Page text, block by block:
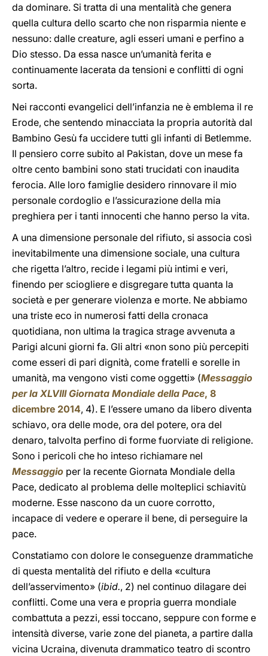
da dominare. Si tratta di una mentalità che genera
quella cultura dello scarto che non risparmia niente e
nessuno: dalle creature, agli esseri umani e perfino a
Dio stesso. Da essa nasce un’umanità ferita e
continuamente lacerata da tensioni e conflitti di ogni
sorta.
Nei racconti evangelici dell’infanzia ne è emblema il re
Erode, che sentendo minacciata la propria autorità dal
Bambino Gesù fa uccidere tutti gli infanti di Betlemme.
Il pensiero corre subito al Pakistan, dove un mese fa
oltre cento bambini sono stati trucidati con inaudita
ferocia. Alle loro famiglie desidero rinnovare il mio
personale cordoglio e l’assicurazione della mia
preghiera per i tanti innocenti che hanno perso la vita.
A una dimensione personale del rifiuto, si associa così
inevitabilmente una dimensione sociale, una cultura
che rigetta l’altro, recide i legami più intimi e veri,
finendo per sciogliere e disgregare tutta quanta la
società e per generare violenza e morte. Ne abbiamo
una triste eco in numerosi fatti della cronaca
quotidiana, non ultima la tragica strage avvenuta a
Parigi alcuni giorni fa. Gli altri «non sono più percepiti
come esseri di pari dignità, come fratelli e sorelle in
umanità, ma vengono visti come oggetti» (Messaggio
per la XLVIII Giornata Mondiale della Pace, 8
dicembre 2014, 4). E l’essere umano da libero diventa
schiavo, ora delle mode, ora del potere, ora del
denaro, talvolta perfino di forme fuorviate di religione.
Sono i pericoli che ho inteso richiamare nel
Messaggio per la recente Giornata Mondiale della
Pace, dedicato al problema delle molteplici schiavitù
moderne. Esse nascono da un cuore corrotto,
incapace di vedere e operare il bene, di perseguire la
pace.
Constatiamo con dolore le conseguenze drammatiche
di questa mentalità del rifiuto e della «cultura
dell’asservimento» (ibid., 2) nel continuo dilagare dei
conflitti. Come una vera e propria guerra mondiale
combattuta a pezzi, essi toccano, seppure con forme e
intensità diverse, varie zone del pianeta, a partire dalla
vicina Ucraina, divenuta drammatico teatro di scontro